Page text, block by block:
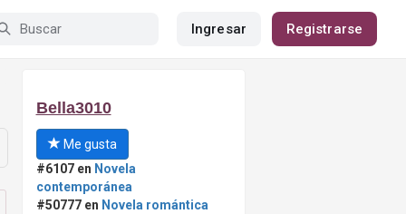
Ingresar Registrarse
Bella3010
Me gusta
#6107 en Novela
contemporánea
#50777 en Novela romántica